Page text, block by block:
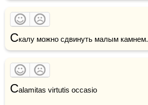
Скалу можно сдвинуть малым камнем.
Calamitas virtutis occasio